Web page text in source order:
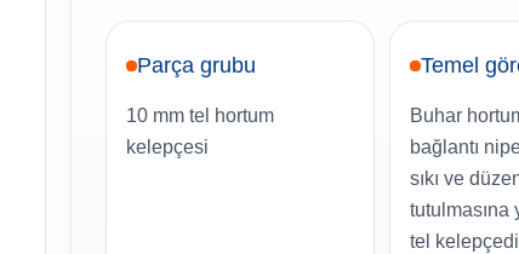
Parça grubu
10 mm tel hortum
kelepçesi
Temel
Buhar
bağlantı
sıkı ve
tutulmasına
tel